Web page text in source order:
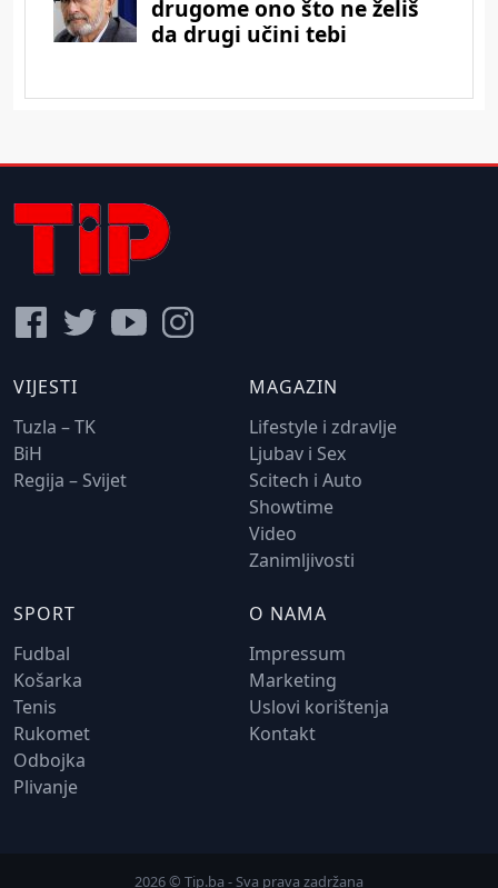
VIJESTI
Tuzla – TK
BiH
Regija – Svijet
MAGAZIN
Lifestyle i zdravlje
Ljubav i Sex
Scitech i Auto
Showtime
Video
Zanimljivosti
SPORT
Fudbal
Košarka
Tenis
Rukomet
Odbojka
Plivanje
O NAMA
Impressum
Marketing
Uslovi korištenja
Kontakt
2026 © Tip.ba - Sva prava zadržana